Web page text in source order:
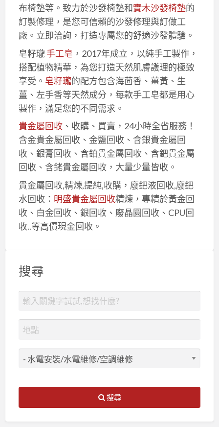
布椅墊等。致力於沙發椅墊和實木沙發椅墊的
訂製修理，是您可信賴的沙發修理與訂做工
廠。立即洽詢，打造專屬您的舒適沙發體驗。
皂籽瓏手工皂 ，2017年成立，以純手工製作，
搭配植物精華，為您打造天然肌膚護理的極致
享受。 皂籽瓏的配方包含海茴香、薑黃、生
薑、左手香等天然成分，每款手工皂都是用心
製作，滿足您的不同需求。
貴金屬回收、收購、買賣，24小時全省服務！
含金貴金屬回收、金鹽回收、含銀貴金屬回
收、銀膏回收、含鉑貴金屬回收、含鈀貴金屬
回收、含銠貴金屬回收，大量少量皆收。
貴金屬回收,精煉,提純,收購，廢鈀液回收,廢鈀
水回收： 明盛貴金屬回收精煉，專精於黃金回
收、白金回收、銀回收、廢晶圓回收、CPU回
收..等高價現金回收。
搜尋
搜尋